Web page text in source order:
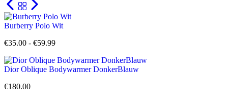
Burberry Polo Wit
€35.00 - €59.99
Dior Oblique Bodywarmer DonkerBlauw
€180.00